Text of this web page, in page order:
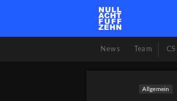
News Team
Allgemein